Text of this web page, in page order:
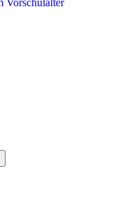
Vorschulalter